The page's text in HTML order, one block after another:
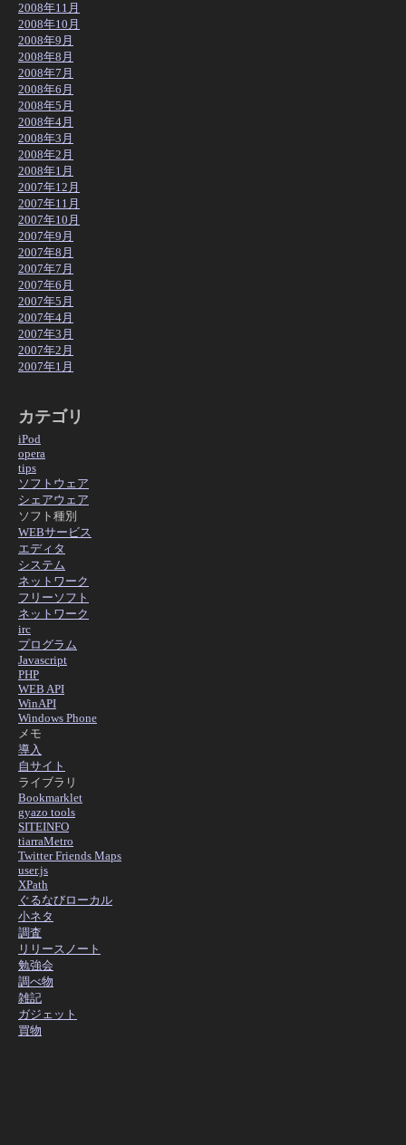
2008年11月
2008年10月
2008年9月
2008年8月
2008年7月
2008年6月
2008年5月
2008年4月
2008年3月
2008年2月
2008年1月
2007年12月
2007年11月
2007年10月
2007年9月
2007年8月
2007年7月
2007年6月
2007年5月
2007年4月
2007年3月
2007年2月
2007年1月
カテゴリ
iPod
opera
tips
ソフトウェア
シェアウェア
ソフト種別
WEBサービス
エディタ
システム
ネットワーク
フリーソフト
ネットワーク
irc
プログラム
Javascript
PHP
WEB API
WinAPI
Windows Phone
メモ
導入
自サイト
ライブラリ
Bookmarklet
gyazo tools
SITEINFO
tiarraMetro
Twitter Friends Maps
user.js
XPath
ぐるなびローカル
小ネタ
調査
リリースノート
勉強会
調べ物
雑記
ガジェット
買物